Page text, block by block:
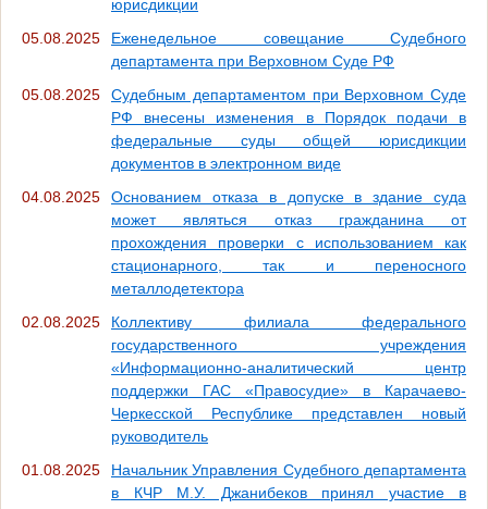
юрисдикции
05.08.2025
Еженедельное совещание Судебного
департамента при Верховном Суде РФ
05.08.2025
Судебным департаментом при Верховном Суде
РФ внесены изменения в Порядок подачи в
федеральные суды общей юрисдикции
документов в электронном виде
04.08.2025
Основанием отказа в допуске в здание суда
может являться отказ гражданина от
прохождения проверки с использованием как
стационарного, так и переносного
металлодетектора
02.08.2025
Коллективу филиала федерального
государственного учреждения
«Информационно-аналитический центр
поддержки ГАС «Правосудие» в Карачаево-
Черкесской Республике представлен новый
руководитель
01.08.2025
Начальник Управления Судебного департамента
в КЧР М.У. Джанибеков принял участие в